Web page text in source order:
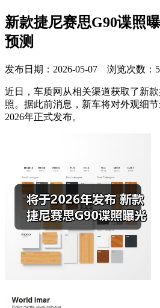
新款捷尼赛思G90谍照
预测
发布日期：2026-05-07 浏览次数：
近日，车质网从相关渠道获取了新
照。据此前消息，新车将对外观细
2026年正式发布。